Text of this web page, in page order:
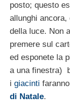
posto; questo
allunghi
della luce. Non
premere sul
ed esponete la
a una finestra)
i giacinti
di Natale.